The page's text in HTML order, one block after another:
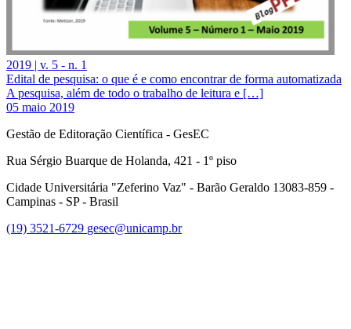
2019 | v. 5 - n. 1
Edital de pesquisa: o que é e como encontrar de forma automatizada
A pesquisa, além de todo o trabalho de leitura e […]
05 maio 2019
Gestão de Editoração Científica - GesEC
Rua Sérgio Buarque de Holanda, 421 - 1º piso
Cidade Universitária "Zeferino Vaz" - Barão Geraldo 13083-859 -
Campinas - SP - Brasil
(19) 3521-6729 gesec@unicamp.br